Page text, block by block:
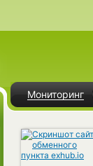
Мониторинг